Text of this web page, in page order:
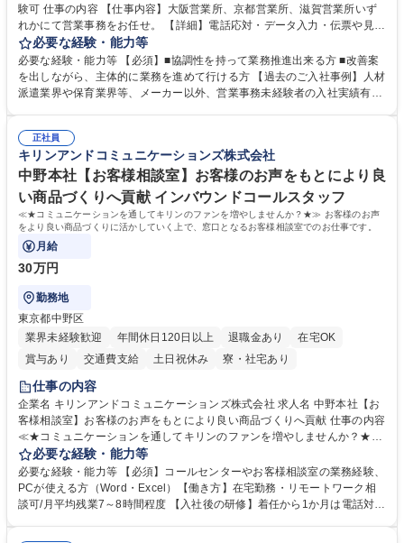
験可 仕事の内容 【仕事内容】大阪営業所、京都営業所、滋賀営業所いず
れかにて営業事務をお任せ。 【詳細】電話応対・データ入力・伝票や見積
の作成・カタログ送付・来客対応・営業所内で発生する事務業務や業務改
善をお任せ。 【教育制度】ご入社後、育成担当とペアになりながらOJTに
て業務を覚えていただくことが可能です。業務システムがきちんと構築さ
れているため、スムーズに仕事に慣れることができる環境です。また、
募集職種 【大阪・京都・滋賀】営業事務 ※未経験可
必要な経験・能力等
必要な経験・能力等 【必須】■協調性を持って業務推進出来る方 ■改善案
を出しながら、主体的に業務を進めて行ける方 【過去のご入社事例】人材
派遣業界や保育業界等、メーカー以外、営業事務未経験者の入社実績有
えて、お客様や社員の状況に合わせ、能動的なサポート、改善の動きも期
待され。組織を支えるスペシャリストとして、チームに貢献し、結果的に
社員から頼られる存在になることができます。平均19:30の退勤以降の業
務の持ち帰りも禁止されており、メリハリのある働き方となります。 学
歴・資格 学歴：大学院 大学 高専 短大 語学力： 資格：
正社員
キリンアンドコミュニケーションズ株式会社
中野本社【お客様相談室】お客様のお声をもとにより良
い商品づくりへ貢献 インバウンドコールスタッフ
≪★コミュニケーションを通してキリンのファンを増やしませんか？★≫ お客様のお声
をより良い商品づくりに活かしていく上で、窓口となるお客様相談室でのお仕事です。
月給
30万円
勤務地
東京都中野区
業界未経験歓迎
年間休日120日以上 退職金あり
在宅OK
賞与あり
交通費支給 土日祝休み 寮・社宅あり
仕事の内容
企業名 キリンアンドコミュニケーションズ株式会社 求人名 中野本社【お
客様相談室】お客様のお声をもとにより良い商品づくりへ貢献 仕事の内容
≪★コミュニケーションを通してキリンのファンを増やしませんか？★≫
お客様のお声をより良い商品づくりに活かしていく上で、窓口となるお客
様相談室でのお仕事です。 日々お客様からいただくキリングループへのご
意見を、企業活動に活かしています。お客様からの声に迅速かつ誠意をも
って対応、情報提供するとともにグループ内活動に反映しています。 【具
必要な経験・能力等
必要な経験・能力等 【必須】コールセンターやお客様相談室の業務経験、
PCが使える方（Word・Excel）【働き方】在宅勤務・リモートワーク相
談可/月平均残業7～8時間程度 【入社後の研修】着任から1か月は電話対応